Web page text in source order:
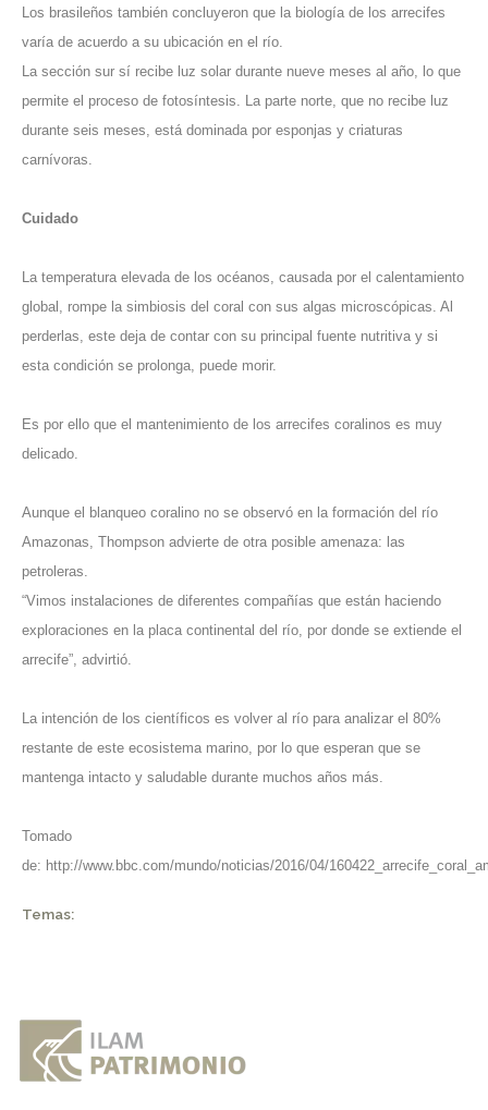
Los brasileños también concluyeron que la biología de los arrecifes
varía de acuerdo a su ubicación en el río.
La sección sur sí recibe luz solar durante nueve meses al año, lo que
permite el proceso de fotosíntesis. La parte norte, que no recibe luz
durante seis meses, está dominada por esponjas y criaturas
carnívoras.
Cuidado
La temperatura elevada de los océanos, causada por el calentamiento
global, rompe la simbiosis del coral con sus algas microscópicas. Al
perderlas, este deja de contar con su principal fuente nutritiva y si
esta condición se prolonga, puede morir.
Es por ello que el mantenimiento de los arrecifes coralinos es muy
delicado.
Aunque el blanqueo coralino no se observó en la formación del río
Amazonas, Thompson advierte de otra posible amenaza: las
petroleras.
“Vimos instalaciones de diferentes compañías que están haciendo
exploraciones en la placa continental del río, por donde se extiende el
arrecife”, advirtió.
La intención de los científicos es volver al río para analizar el 80%
restante de este ecosistema marino, por lo que esperan que se
mantenga intacto y saludable durante muchos años más.
Tomado
de: http://www.bbc.com/mundo/noticias/2016/04/
Temas: